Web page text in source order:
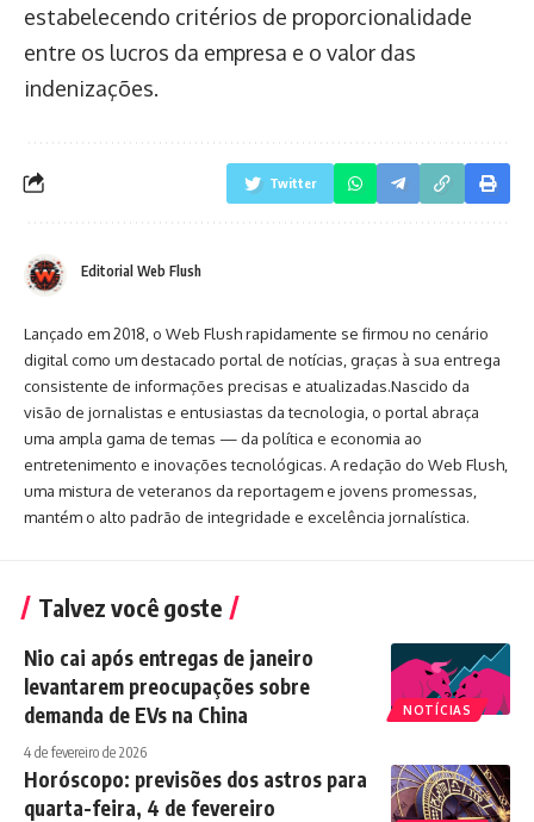
estabelecendo critérios de proporcionalidade
entre os lucros da empresa e o valor das
indenizações.
Twitter
Editorial Web Flush
Lançado em 2018, o Web Flush rapidamente se firmou no cenário
digital como um destacado portal de notícias, graças à sua entrega
consistente de informações precisas e atualizadas.Nascido da
visão de jornalistas e entusiastas da tecnologia, o portal abraça
uma ampla gama de temas — da política e economia ao
entretenimento e inovações tecnológicas. A redação do Web Flush,
uma mistura de veteranos da reportagem e jovens promessas,
mantém o alto padrão de integridade e excelência jornalística.
Talvez você goste
NOTÍCIAS
Nio cai após entregas de janeiro
levantarem preocupações sobre
demanda de EVs na China
4 de fevereiro de 2026
Horóscopo: previsões dos astros para
quarta-feira, 4 de fevereiro